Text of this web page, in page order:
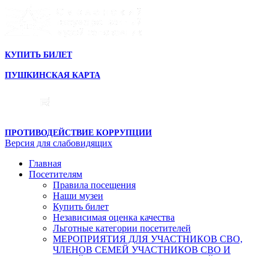
КУПИТЬ БИЛЕТ
ПУШКИНСКАЯ КАРТА
ПРОТИВОДЕЙСТВИЕ КОРРУПЦИИ
Версия для слабовидящих
Главная
Посетителям
Правила посещения
Наши музеи
Купить билет
Независимая оценка качества
Льготные категории посетителей
МЕРОПРИЯТИЯ ДЛЯ УЧАСТНИКОВ СВО,
ЧЛЕНОВ СЕМЕЙ УЧАСТНИКОВ СВО И